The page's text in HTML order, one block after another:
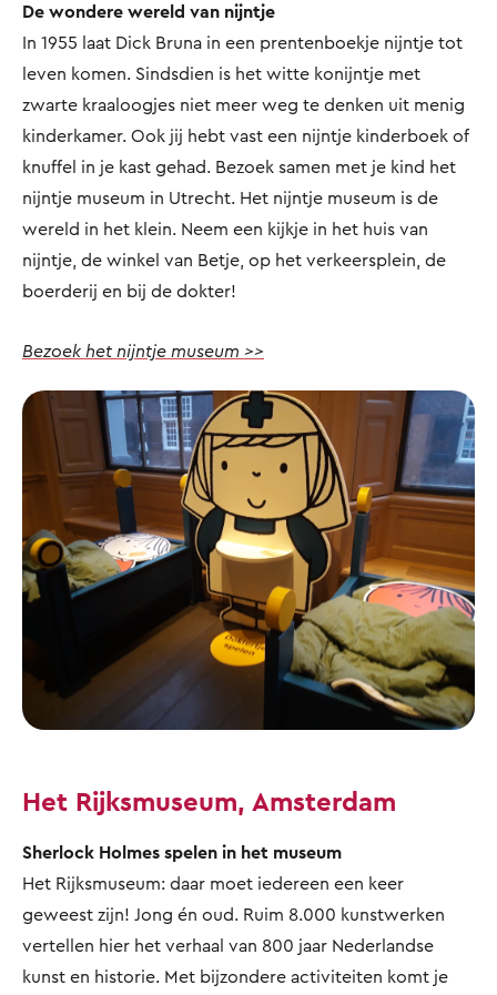
De wondere wereld van nijntje
In 1955 laat Dick Bruna in een prentenboekje nijntje tot
leven komen. Sindsdien is het witte konijntje met
zwarte kraaloogjes niet meer weg te denken uit menig
kinderkamer. Ook jij hebt vast een nijntje kinderboek of
knuffel in je kast gehad. Bezoek samen met je kind het
nijntje museum in Utrecht. Het nijntje museum is de
wereld in het klein. Neem een kijkje in het huis van
nijntje, de winkel van Betje, op het verkeersplein, de
boerderij en bij de dokter!
Bezoek het nijntje museum >>
Het Rijksmuseum, Amsterdam
Sherlock Holmes spelen in het museum
Het Rijksmuseum: daar moet iedereen een keer
geweest zijn! Jong én oud. Ruim 8.000 kunstwerken
vertellen hier het verhaal van 800 jaar Nederlandse
kunst en historie. Met bijzondere activiteiten komt je